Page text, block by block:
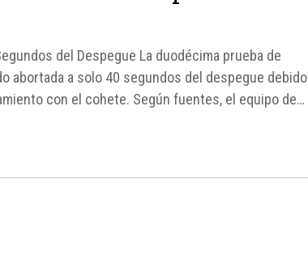
del Despegue La duodécima prueba de
abortada a solo 40 segundos del despegue debido
con el cohete. Según fuentes, el equipo de